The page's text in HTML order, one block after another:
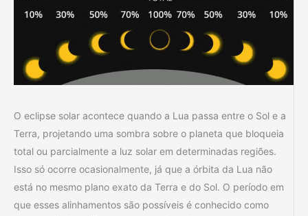
O eclipse solar acontece quando a Lua passa entre o Sol e a
Terra, projetando uma sombra sobre o planeta que bloqueia
total ou parcialmente a luz solar em determinadas regiões.
Isso só ocorre ocasionalmente, já que a órbita da Lua não
está no mesmo plano exato da Terra e do Sol. O período em
que esses alinhamentos são possíveis é conhecido como